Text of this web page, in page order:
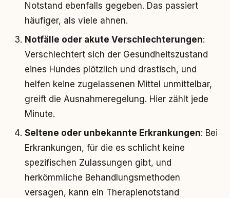
Notstand ebenfalls gegeben. Das passiert
häufiger, als viele ahnen.
Notfälle oder akute Verschlechterungen:
Verschlechtert sich der Gesundheitszustand
eines Hundes plötzlich und drastisch, und
helfen keine zugelassenen Mittel unmittelbar,
greift die Ausnahmeregelung. Hier zählt jede
Minute.
Seltene oder unbekannte Erkrankungen: Bei
Erkrankungen, für die es schlicht keine
spezifischen Zulassungen gibt, und
herkömmliche Behandlungsmethoden
versagen, kann ein Therapienotstand